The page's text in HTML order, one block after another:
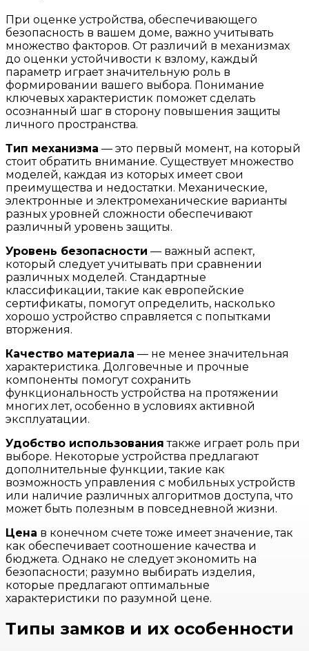
При оценке устройства, обеспечивающего
безопасность в вашем доме, важно учитывать
множество факторов. От различий в механизмах
до оценки устойчивости к взлому, каждый
параметр играет значительную роль в
формировании вашего выбора. Понимание
ключевых характеристик поможет сделать
осознанный шаг в сторону повышения защиты
личного пространства.
Тип механизма — это первый момент, на который
стоит обратить внимание. Существует множество
моделей, каждая из которых имеет свои
преимущества и недостатки. Механические,
электронные и электромеханические варианты
разных уровней сложности обеспечивают
различный уровень защиты.
Уровень безопасности — важный аспект,
который следует учитывать при сравнении
различных моделей. Стандартные
классификации, такие как европейские
сертификаты, помогут определить, насколько
хорошо устройство справляется с попытками
вторжения.
Качество материала — не менее значительная
характеристика. Долговечные и прочные
компоненты помогут сохранить
функциональность устройства на протяжении
многих лет, особенно в условиях активной
эксплуатации.
Удобство использования также играет роль при
выборе. Некоторые устройства предлагают
дополнительные функции, такие как
возможность управления с мобильных устройств
или наличие различных алгоритмов доступа, что
может быть полезным в повседневной жизни.
Цена в конечном счете тоже имеет значение, так
как обеспечивает соотношение качества и
бюджета. Однако не следует экономить на
безопасности; разумно выбирать изделия,
которые предлагают оптимальные
характеристики по разумной цене.
Типы замков и их особенности